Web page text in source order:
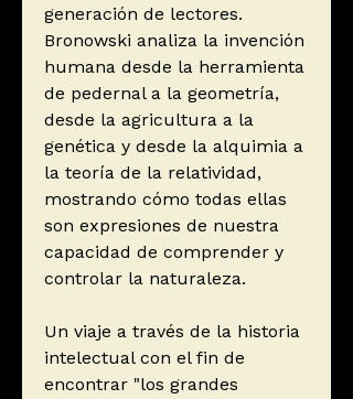
generación de lectores.
Bronowski analiza la invención
humana desde la herramienta
de pedernal a la geometría,
desde la agricultura a la
genética y desde la alquimia a
la teoría de la relatividad,
mostrando cómo todas ellas
son expresiones de nuestra
capacidad de comprender y
controlar la naturaleza.
Un viaje a través de la historia
intelectual con el fin de
encontrar "los grandes